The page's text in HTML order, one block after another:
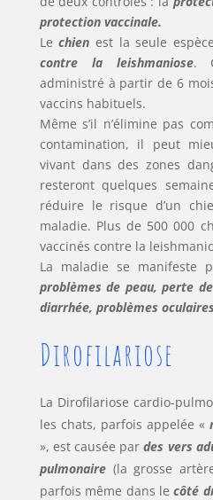
protection vaccinale.
Lechien est la seule
contre la leishmaniose.
administré à partir de 6
vaccins habituels.
Même s’il n’élimine pas
contamination, il peut
vivant dans des zones
resteront quelques
réduire le risque d’un
maladie. Plus de 500 000
vaccinés contre la
La maladie se manifeste
problèmes de peau, perte
diarrhée, problèmes
Dirofilariose
La Dirofilariose cardio-
les chats, parfois appelée «
», est causée pardes vers
pulmonaire(la grosse
parfois même dans lecôté